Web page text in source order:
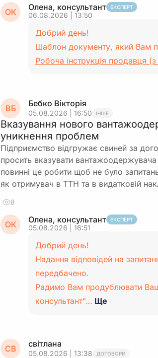
ОК Олена, консультант ЕКСПЕРТ
06.08.2026 | 13:50
Добрий день!
Шаблон документу, який Вам
Робоча інструкція продавця
ВБ Бебко Вікторія
05.08.2026 | 16:50 ІНШЕ
Вказування нового
уникнення проблем
Підприємство відгружає свиней за
просить вказувати
повинні це робити щоб не було
як отримувач в ТТН та в видатковій
8
ОК Олена, консультант ЕКСПЕРТ
05.08.2026 | 16:51
Добрий день!
Надання відповідей на
передбачено.
Радимо Вам продублювати
консультант"… Ще
СВ світлана
05.08.2026 | 13:38 ДОГОВОРИ